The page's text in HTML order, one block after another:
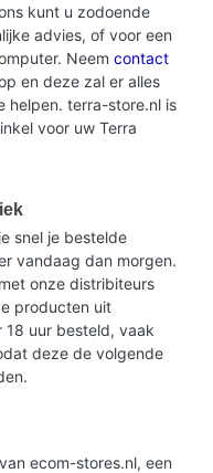
kunt u zodoende
advies, of voor een
Neem contact
en deze zal er alles
helpen. terra-store.nl is
voor uw Terra
snel je bestelde
vandaag dan morgen.
onze distribiteurs
producten uit
18 uur besteld, vaak
deze de volgende
ecom-stores.nl, een